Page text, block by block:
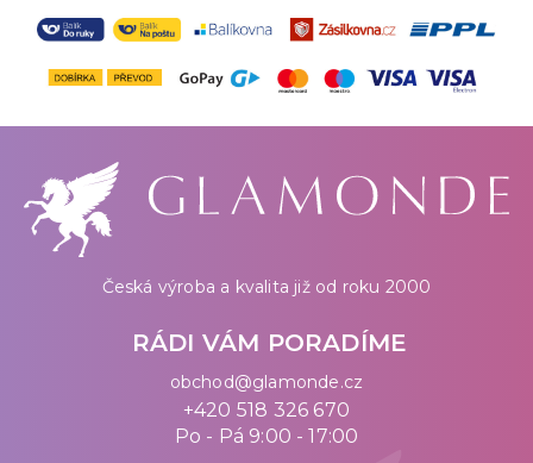
Česká výroba a kvalita již od roku 2000
RÁDI VÁM PORADÍME
obchod@glamonde.cz
+420 518 326 670
Po - Pá 9:00 - 17:00